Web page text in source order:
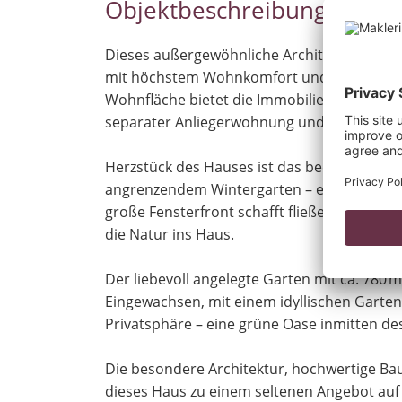
Objektbeschreibung
Dieses außergewöhnliche Architektenhaus
mit höchstem Wohnkomfort und einer
Wohnfläche bietet die Immobilie
separater Anliegerwohnung und einer
Herzstück des Hauses ist das
angrenzendem Wintergarten – ein Ort zum
große Fensterfront schafft fließende
die Natur ins Haus.
Der liebevoll angelegte Garten mit ca. 780
Eingewachsen, mit einem idyllischen
Privatsphäre – eine grüne Oase inmitten
Die besondere Architektur, hochwertige
dieses Haus zu einem seltenen Angebot